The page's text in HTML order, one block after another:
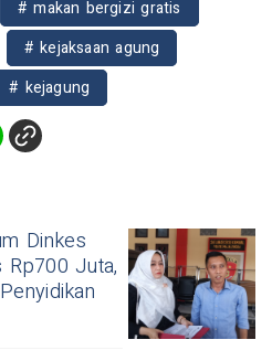
# makan bergizi gratis
# kejaksaan agung
# kejagung
Dinkes
Rp700 Juta,